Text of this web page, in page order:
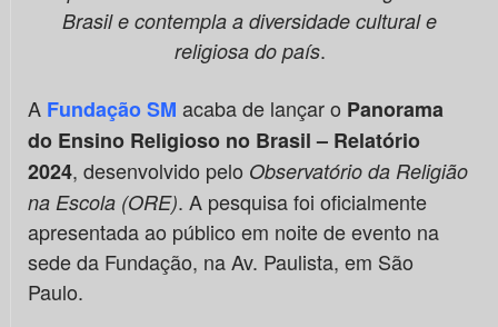
Brasil e contempla a diversidade cultural e
religiosa do país.
A Fundação SM acaba de lançar o Panorama
do Ensino Religioso no Brasil– Relatório
2024, desenvolvido pelo Observatório da Religião
na Escola (ORE). A pesquisa foi oficialmente
apresentada ao público em noite de evento na
sede da Fundação, na Av. Paulista, em São
Paulo.